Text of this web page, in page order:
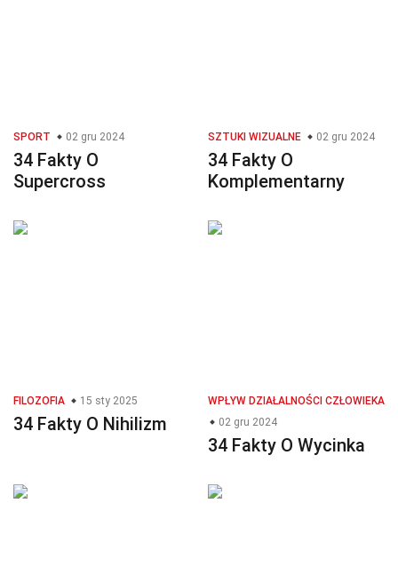
SPORT 02 gru 2024
34 Fakty O
Supercross
SZTUKI WIZUALNE 02 gru 2024
34 Fakty O
Komplementarny
FILOZOFIA 15 sty 2025
34 Fakty O Nihilizm
WPŁYW DZIAŁALNOŚCI CZŁOWIEKA
02 gru 2024
34 Fakty O Wycinka